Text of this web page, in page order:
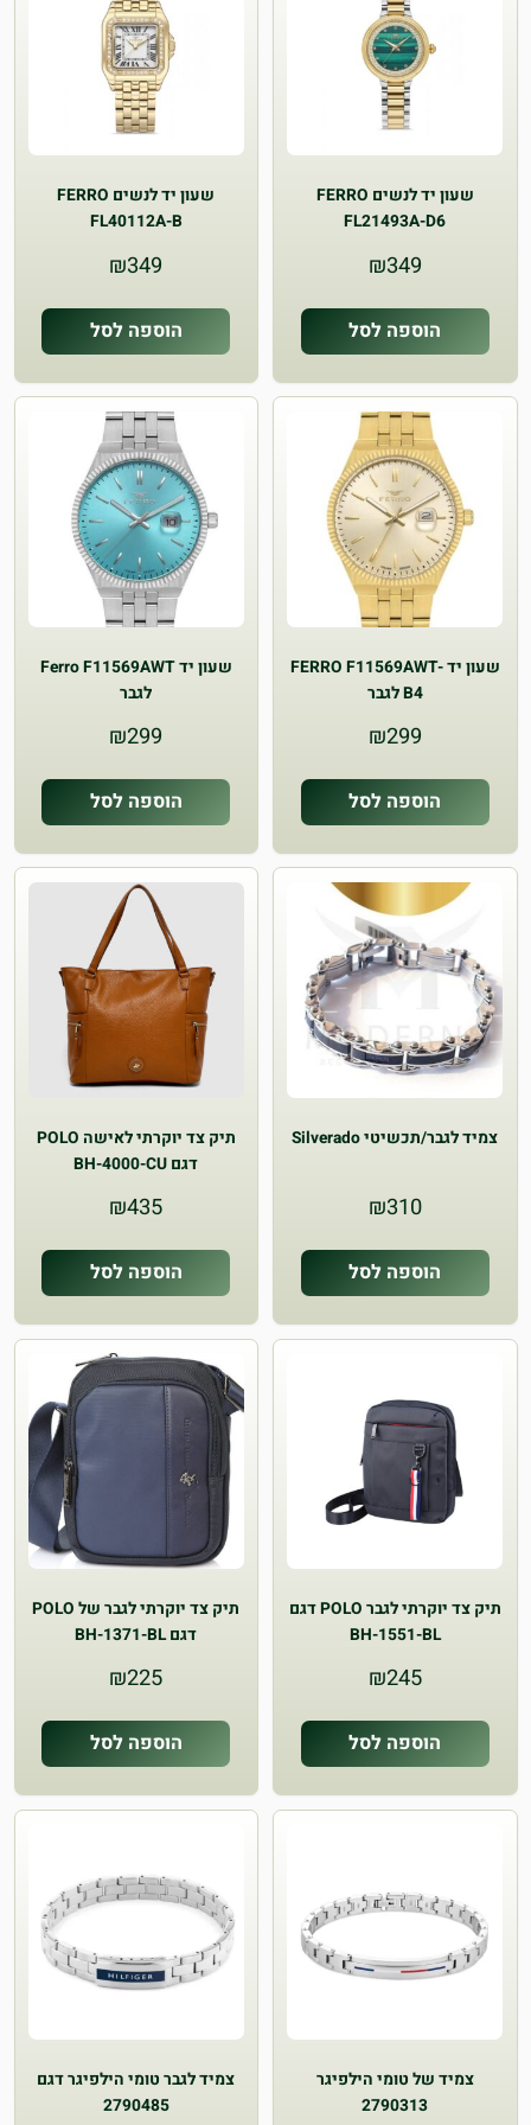
שעון יד לנשים FERRO
FL21493A-D6
₪349
הוספה לסל
שעון יד לנשים FERRO
FL40112A-B
₪349
הוספה לסל
שעון יד FERRO F11569AWT-
B4 לגבר
₪299
הוספה לסל
שעון יד Ferro F11569AWT
לגבר
₪299
הוספה לסל
צמיד לגבר/תכשיטי Silverado
₪310
הוספה לסל
תיק צד יוקרתי לאישה POLO
דגם BH-4000-CU
₪435
הוספה לסל
תיק צד יוקרתי לגבר POLO דגם
BH-1551-BL
₪245
הוספה לסל
תיק צד יוקרתי לגבר של POLO
דגם BH-1371-BL
₪225
הוספה לסל
צמיד של טומי הילפיגר
2790313
צמיד לגבר טומי הילפיגר דגם
2790485